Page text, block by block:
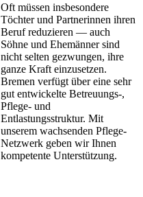
Oft müssen insbesondere
Töchter und Partnerinnen ihren
Beruf reduzieren — auch
Söhne und Ehemänner sind
nicht selten gezwungen, ihre
ganze Kraft einzusetzen.
Bremen verfügt über eine sehr
gut entwickelte Betreuungs-,
Pflege- und
Entlastungsstruktur. Mit
unserem wachsenden Pflege-
Netzwerk geben wir Ihnen
kompetente Unterstützung.